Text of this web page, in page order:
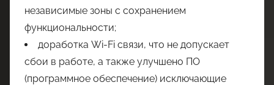
независимые зоны с сохранением
функциональности;
доработка Wi-Fi связи, что не допускает
сбои в работе, а также улучшено ПО
(программное обеспечение) исключающие